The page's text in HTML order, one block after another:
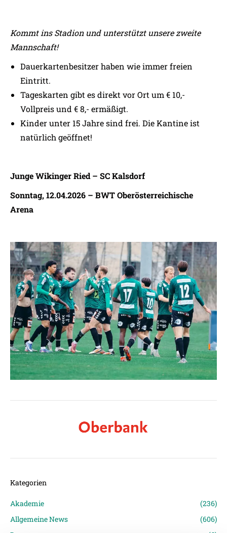
Kommt ins Stadion und unterstützt unsere zweite
Mannschaft!
Dauerkartenbesitzer haben wie immer freien
Eintritt.
Tageskarten gibt es direkt vor Ort um € 10,-
Vollpreis und € 8,- ermäßigt.
Kinder unter 15 Jahre sind frei. Die Kantine ist
natürlich geöffnet!
Junge Wikinger Ried – SC Kalsdorf
Sonntag, 12.04.2026 – BWT Oberösterreichische
Arena
Kategorien
Akademie
(236)
Allgemeine News
(606)